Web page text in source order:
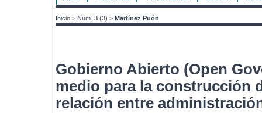
Inicio > Núm. 3 (3) > Martínez Puón
Gobierno Abierto (Open
medio para la construcción
relación entre